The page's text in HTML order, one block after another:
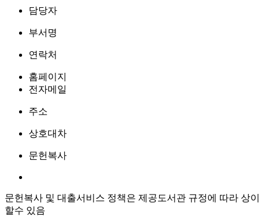
담당자
부서명
연락처
홈페이지
전자메일
주소
상호대차
문헌복사
문헌복사 및 대출서비스 정책은 제공도서관 규정에 따라 상이
할수 있음